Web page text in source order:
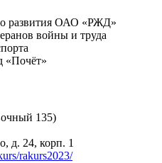
развития ОАО «РЖД»
войны и труда
«Почёт»
135)
д. 24, корп. 1
rakurs2023/